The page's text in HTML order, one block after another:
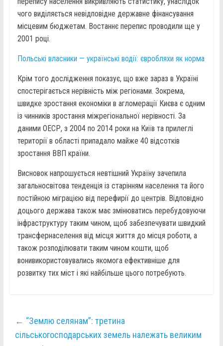
чого виділяється невідповідне державне фінансування
місцевим бюджетам. Востаннє перепис проводили ще у
2001 році.
Польські власники — українські водії: євробляхи як норма
Крім того дослідження показує, що вже зараз в Україні
спостерігається нерівність між регіонами. Зокрема,
швидке зростання економіки в агломерації Києва є одним
із чинників зростання міжрегіональної нерівності. За
даними ОЕСР, з 2004 по 2014 роки на Київ та прилеглі
території в області припадало майже 40 відсотків
зростання ВВП країни.
Висновок напрошується невтішний Україну зачепила
загальносвітова тенденція із старінням населення та його
постійною міграцією від перефирії до центрів. Відповідно
доцього держава також має змінюватись перебудовуючи
інфраструктуру таким чином, щоб забезпечувати швидкий
трансфернаселення від місця життя до місця роботи, а
також розподілювати таким чином кошти, щоб
вонивикористовувались якомога ефективніше для
розвитку тих міст і які найбільше цього потребують.
← “Землю селянам”: третина
сільськогосподарських земель належать великим